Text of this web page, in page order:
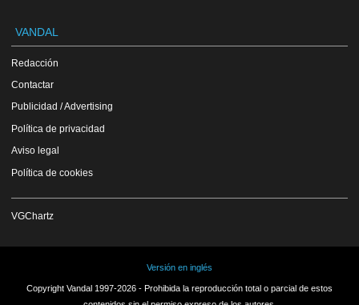
VANDAL
Redacción
Contactar
Publicidad / Advertising
Política de privacidad
Aviso legal
Política de cookies
VGChartz
Versión en inglés
Copyright Vandal 1997-2026 - Prohibida la reproducción total o parcial de estos